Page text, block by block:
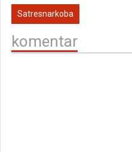
Satresnarkoba
komentar